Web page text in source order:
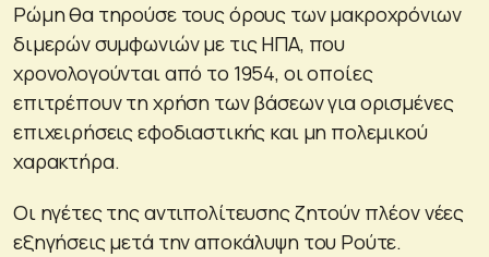
Ρώμη θα τηρούσε τους όρους των μακροχρόνιων
διμερών συμφωνιών με τις ΗΠΑ, που
χρονολογούνται από το 1954, οι οποίες
επιτρέπουν τη χρήση των βάσεων για ορισμένες
επιχειρήσεις εφοδιαστικής και μη πολεμικού
χαρακτήρα.
Οι ηγέτες της αντιπολίτευσης ζητούν πλέον νέες
εξηγήσεις μετά την αποκάλυψη του Ρούτε.